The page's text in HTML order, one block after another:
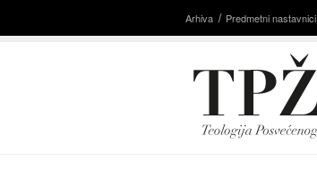
Arhiva Predmetni nastavnici